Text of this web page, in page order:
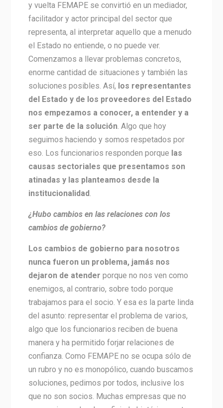
y vuelta FEMAPE se convirtió en un mediador,
facilitador y actor principal del sector que
representa, al interpretar aquello que a menudo
el Estado no entiende, o no puede ver.
Comenzamos a llevar problemas concretos,
enorme cantidad de situaciones y también las
soluciones posibles. Así, los representantes
del Estado y de los proveedores del Estado
nos empezamos a conocer, a entender y a
ser parte de la solución. Algo que hoy
seguimos haciendo y somos respetados por
eso. Los funcionarios responden porque las
causas sectoriales que presentamos son
atinadas y las planteamos desde la
institucionalidad .
¿Hubo cambios en las relaciones con los
cambios de gobierno?
Los cambios de gobierno para nosotros
nunca fueron un problema, jamás nos
dejaron de atender porque no nos ven como
enemigos, al contrario, sobre todo porque
trabajamos para el socio. Y esa es la parte linda
del asunto: representar el problema de varios,
algo que los funcionarios reciben de buena
manera y ha permitido forjar relaciones de
confianza. Como FEMAPE no se ocupa sólo de
un rubro y no es monopólico, cuando buscamos
soluciones, pedimos por todos, inclusive los
que no son socios. Muchas empresas que no